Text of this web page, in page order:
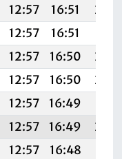
12:57 16:51
12:57 16:51
12:57 16:50
12:57 16:50
12:57 16:49
12:57 16:49
12:57 16:48